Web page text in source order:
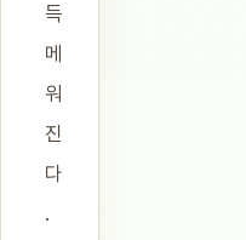
득
메
워
진
다
.